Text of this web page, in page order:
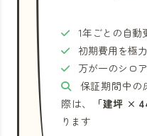
1年ごとの自動
初期費用を極
万が一のシロ
保証期間中の
際は、
「建坪 ×
ります